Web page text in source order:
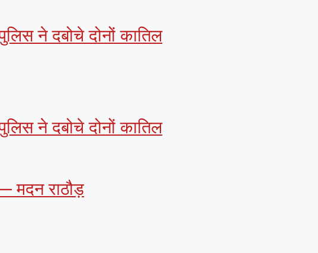
ने दबोचे दोनों कातिल
ने दबोचे दोनों कातिल
मदन राठौड़